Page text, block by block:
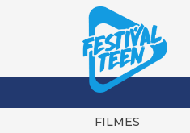
FILMES